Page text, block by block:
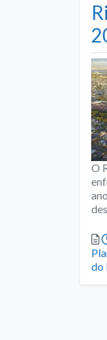
O
do